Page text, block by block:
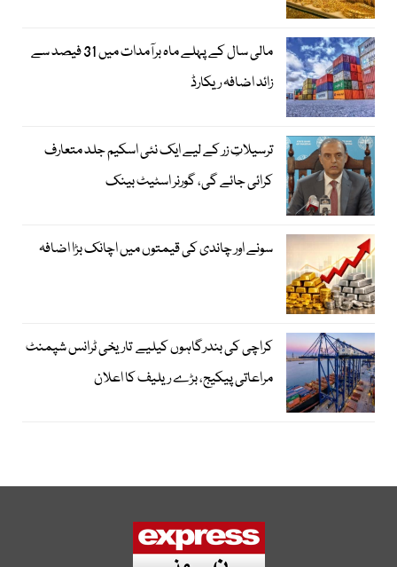
مالی سال کے پہلے ماہ برآمدات میں 31 فیصد سے
زائد اضافہ ریکارڈ
ترسیلاتِ زر کے لیے ایک نئی اسکیم جلد متعارف
کرائی جائے گی، گورنر اسٹیٹ بینک
سونے اور چاندی کی قیمتوں میں اچانک بڑا اضافہ
کراچی کی بندرگاہوں کیلیے تاریخی ٹرانس شپمنٹ
مراعاتی پیکیج، بڑے ریلیف کا اعلان